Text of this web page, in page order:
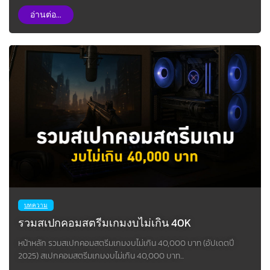
อ่านต่อ...
บทความ
รวมสเปกคอมสตรีมเกมงบไม่เกิน 40K
หน้าหลัก รวมสเปกคอมสตรีมเกมงบไม่เกิน 40,000 บาท (อัปเดตปี
2025) สเปกคอมสตรีมเกมงบไม่เกิน 40,000 บาท...